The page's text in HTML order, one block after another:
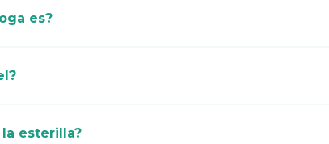
es?
esterilla?